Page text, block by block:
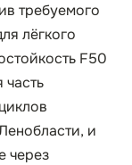
требуемого
лёгкого
F50
и
через